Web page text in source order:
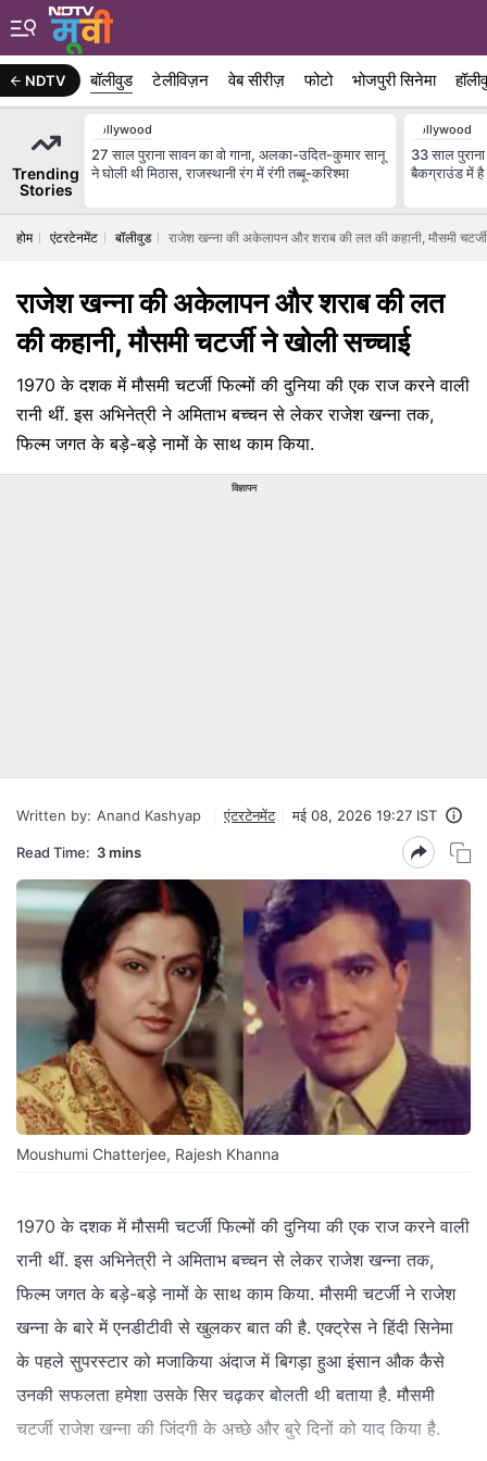
NDTV बॉलीवुड टेलीविज़न वेब सीरीज़ फोटो भोजपुरी सिनेमा
Trending
Stories
Bollywood
27 साल पुराना सावन का वो गाना, अलका-उदित-कुमार सानू
ने घोली थी मिठास, राजस्थानी रंग में रंगी तब्बू-करिश्मा
Bollywood
33 साल पुराना
बैकग्राउंड में है
होम एंटरटेनमेंट बॉलीवुड राजेश खन्ना की अकेलापन और शराब की लत की कहानी, मौसमी
राजेश खन्ना की अकेलापन और शराब की लत
की कहानी, मौसमी चटर्जी ने खोली सच्चाई
1970 के दशक में मौसमी चटर्जी फिल्मों की दुनिया की एक राज करने वाली
रानी थीं. इस अभिनेत्री ने अमिताभ बच्चन से लेकर राजेश खन्ना तक,
फिल्म जगत के बड़े-बड़े नामों के साथ काम किया.
विज्ञापन
Written by: Anand Kashyap एंटरटेनमेंट मई 08, 2026 19:27 IST
Read Time: 3 mins
Moushumi Chatterjee, Rajesh Khanna
1970 के दशक में मौसमी चटर्जी फिल्मों की दुनिया की एक राज करने वाली
रानी थीं. इस अभिनेत्री ने अमिताभ बच्चन से लेकर राजेश खन्ना तक,
फिल्म जगत के बड़े-बड़े नामों के साथ काम किया. मौसमी चटर्जी ने राजेश
खन्ना के बारे में एनडीटीवी से खुलकर बात की है. एक्ट्रेस ने हिंदी सिनेमा
के पहले सुपरस्टार को मजाकिया अंदाज में बिगड़ा हुआ इंसान औक कैसे
उनकी सफलता हमेशा उसके सिर चढ़कर बोलती थी बताया है. मौसमी
चटर्जी राजेश खन्ना की जिंदगी के अच्छे और बुरे दिनों को याद किया है.